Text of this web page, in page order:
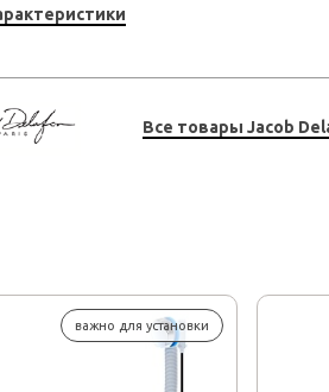
Все товары Jacob
важно для установки